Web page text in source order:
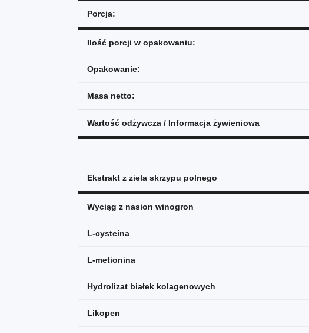
Porcja:
Ilość porcji w opakowaniu:
Opakowanie:
Masa netto:
Wartość odżywcza / Informacja żywieniowa
Ekstrakt z ziela skrzypu polnego
Wyciąg z nasion winogron
L-cysteina
L-metionina
Hydrolizat białek kolagenowych
Likopen